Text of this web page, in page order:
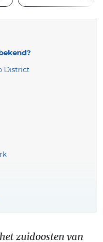
District
tips!
zuidoosten van